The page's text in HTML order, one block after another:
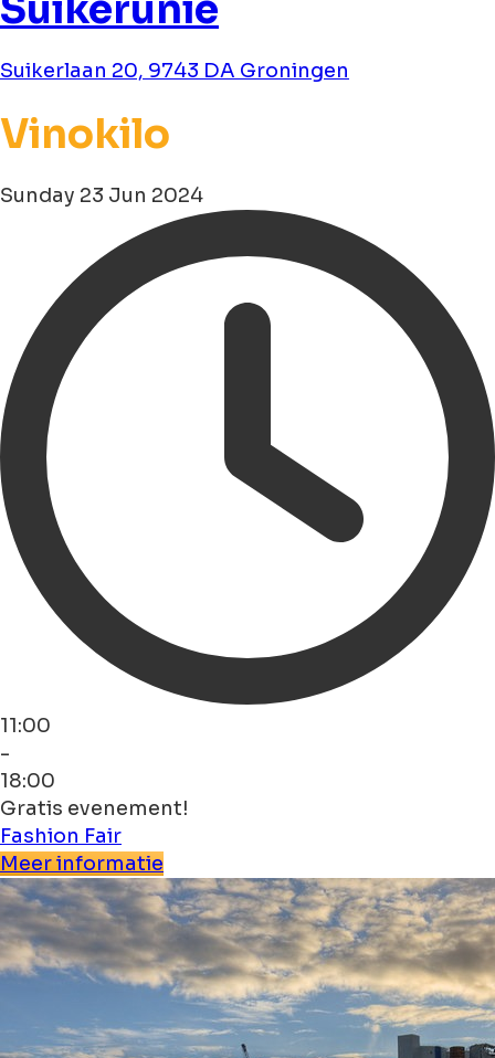
Suikerlaan 20, 9743 DA Groningen
Vinokilo
Sunday 23 Jun 2024
11:00
-
18:00
Gratis evenement!
Fashion Fair
Meer informatie